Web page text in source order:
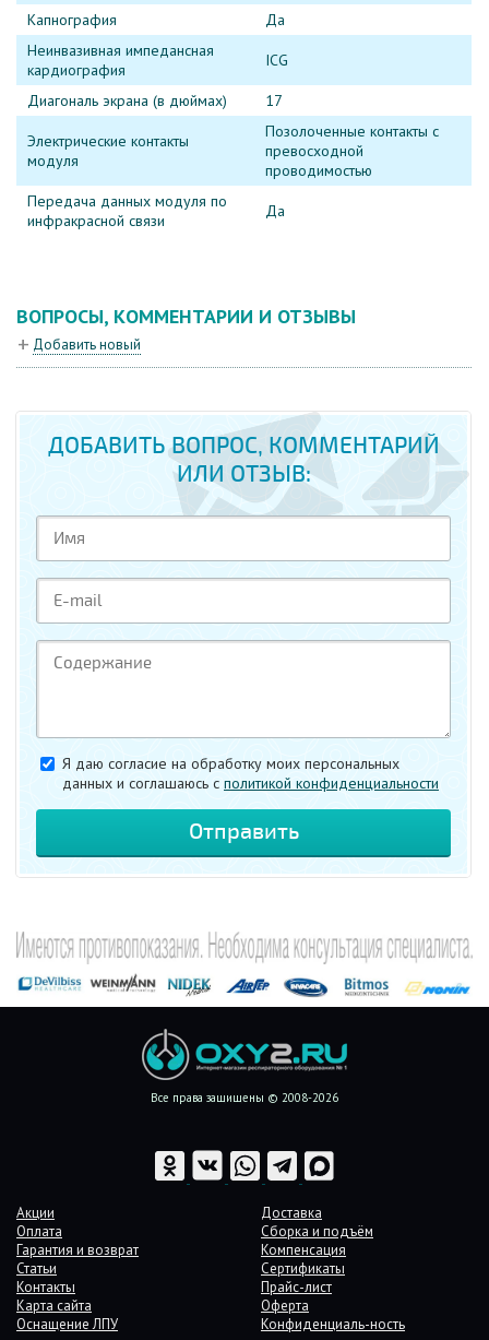
Капнография
Да
Неинвазивная импедансная
кардиография
ICG
Диагональ экрана (в дюймах) 17
Электрические контакты
модуля
Позолоченные контакты с
превосходной
проводимостью
Передача данных модуля по
инфракрасной связи
Да
ВОПРОСЫ, КОММЕНТАРИИ И ОТЗЫВЫ
Добавить новый
ДОБАВИТЬ ВОПРОС, КОММЕНТАРИЙ
ИЛИ ОТЗЫВ:
Я даю согласие на обработку моих персональных
данных и соглашаюсь c политикой конфиденциальности
Все права защищены © 2008-2026
Акции
Доставка
Оплата
Сборка и подъём
Гарантия и возврат
Компенсация
Статьи
Сертификаты
Контакты
Прайс-лист
Карта сайта
Оферта
Оснащение ЛПУ
Конфиденциаль-ность